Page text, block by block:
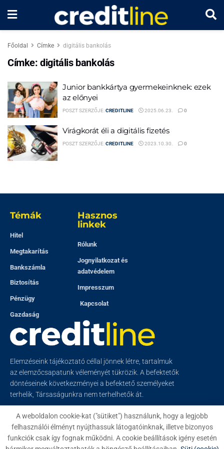
Főoldal Címke digitális bankolás
Címke:digitális bankolás
Junior bankkártya gyermekeinknek: ezek
az előnyei
POSZT SZERZŐJE:CREDITLINE 2025.06.23. 0
Virágkorát éli a digitális fizetés
POSZT SZERZŐJE:CREDITLINE 2023.10.30. 0
Témák
Hitel
Megtakarítás
Bankszámla
Biztosítás
Pénzügy
Gazdaság
Hasznos
linkek
Rólunk
Jognyilatkozat és
adatvédelem
Impresszum
Kapcsolat
Elemzéseink tájékoztató céllal jönnek létre, tartalmuk
az elemzőcsapatunk véleményét tükrözik. A befektetők
döntéseinek következményei a befektető személyeket
terhelik, Társaságunkra nem terhelhetők át.
© 2023Creditline- Minden jog fenntartva
A weboldalon cookie-kat ("sütiket") használunk, hogy a legjobb
felhasználói élményt nyújthassuk látogatóinknak, illetve bizonyos
funkciók csak így fognak működni. A cookie beállítások igény esetén